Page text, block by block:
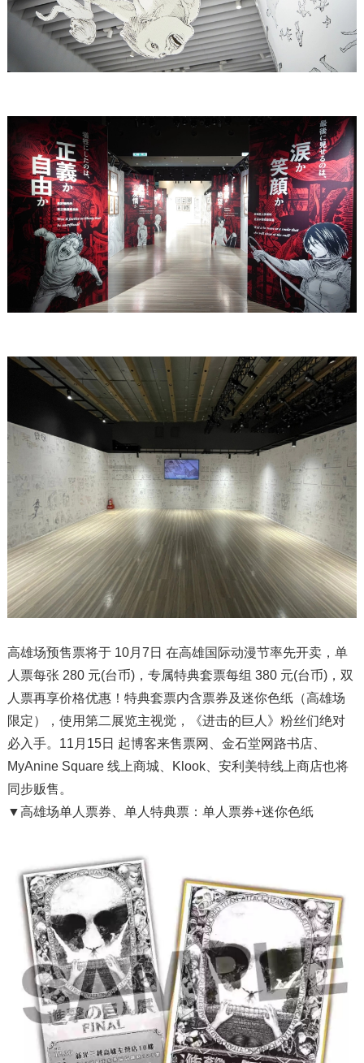
高雄场预售票将于 10月7日 在高雄国际动漫节率先开卖，单
人票每张 280 元(台币)，专属特典套票每组 380 元(台币)，双
人票再享价格优惠！特典套票内含票券及迷你色纸（高雄场
限定），使用第二展览主视觉，《进击的巨人》粉丝们绝对
必入手。11月15日 起博客来售票网、金石堂网路书店、
MyAnine Square 线上商城、Klook、安利美特线上商店也将
同步贩售。
▼高雄场单人票券、单人特典票：单人票券+迷你色纸